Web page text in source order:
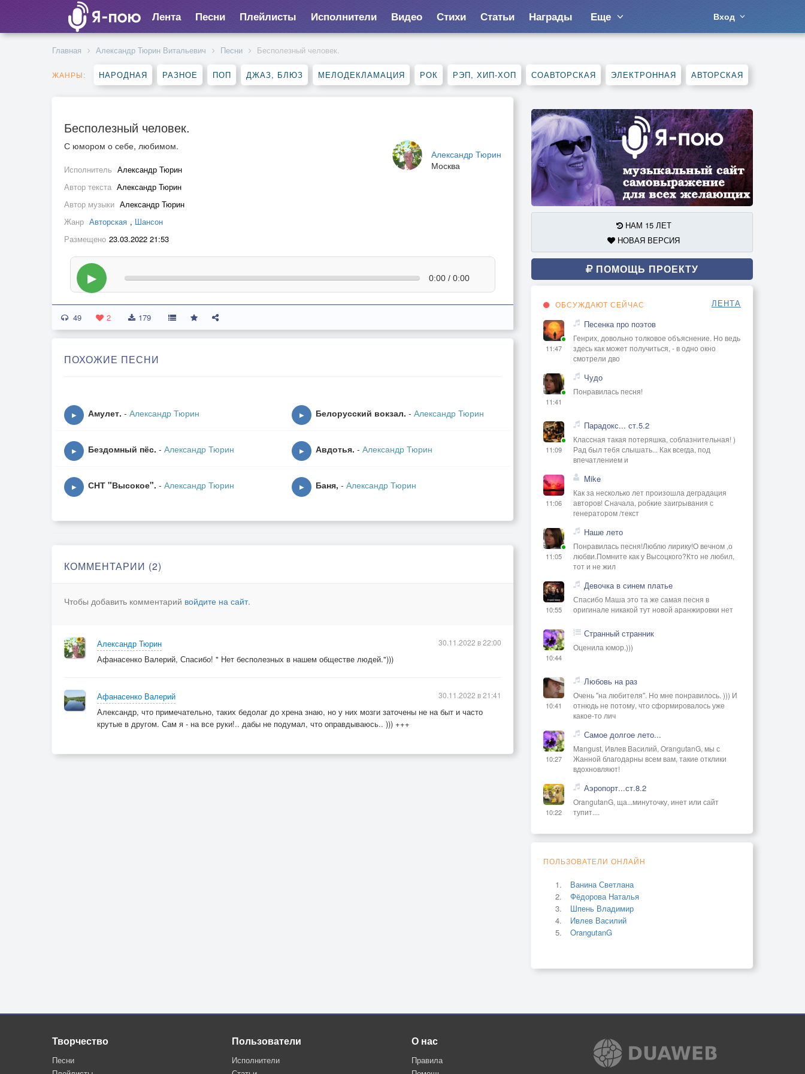
Лента Песни Плейлисты Исполнители Видео Стихи Статьи Награды Еще Вход
Главная Александр Тюрин Витальевич Песни Бесполезный человек.
ЖАНРЫ: НАРОДНАЯ РАЗНОЕ ПОП ДЖАЗ, БЛЮЗ МЕЛОДЕКЛАМАЦИЯ РОК РЭП, ХИП-ХОП СОАВТОРСКАЯ ЭЛЕКТРОННАЯ АВТОРСКАЯ
Бесполезный человек.
Александр Тюрин
Москва
С юмором о себе, любимом.
Исполнитель Александр Тюрин
Автор текста Александр Тюрин
Автор музыки Александр Тюрин
Жанр Авторская , Шансон
Размещено 23.03.2022 21:53
▶ 0:00 / 0:00
49 2 179
ПОХОЖИЕ ПЕСНИ
▶ Амулет. - Александр Тюрин ▶ Белорусский вокзал. - Александр Тюрин
▶ Бездомный пёс. - Александр Тюрин ▶ Авдотья. - Александр Тюрин
▶ СНТ "Высокое". - Александр Тюрин ▶ Баня, - Александр Тюрин
КОММЕНТАРИИ (2)
Чтобы добавить комментарий войдите на сайт.
Александр Тюрин
Афанасенко Валерий, Спасибо! " Нет бесполезных в нашем обществе людей.")))
30.11.2022 в 22:00
Афанасенко Валерий
Александр, что примечательно, таких бедолаг до хрена знаю, но у них мозги заточены не на быт и часто
крутые в другом. Сам я - на все руки!.. дабы не подумал, что оправдываюсь.. ))) +++
30.11.2022 в 21:41
НАМ 15 ЛЕТ
НОВАЯ ВЕРСИЯ
ПОМОЩЬ ПРОЕКТУ
ОБСУЖДАЮТ СЕЙЧАС ЛЕНТА
11:47
Песенка про поэтов
Генрих, довольно толковое объяснение. Но ведь
здесь как может получиться, - в одно окно
смотрели дво
11:41
Чудо
Понравилась песня!
11:09
Парадокс... ст.5.2
Классная такая потеряшка, соблазнительная! )
Рад был тебя слышать... Как всегда, под
впечатлением и
11:06
Mike
Как за несколько лет произошла деградация
авторов! Сначала, робкие заигрывания с
генератором /текст
11:05
Наше лето
Понравилась песня!Люблю лирику!О вечном ,о
любви.Помните как у Высоцкого?Кто не любил,
тот и не жил
10:55
Девочка в синем платье
Спасибо Маша это та же самая песня в
оригинале никакой тут новой аранжировки нет
10:44
Странный странник
Оценила юмор.)))
10:41
Любовь на раз
Очень "на любителя". Но мне понравилось. ))) И
отнюдь не потому, что сформировалось уже
какое-то лич
10:27
Самое долгое лето...
Mangust, Ивлев Василий, OrangutanG, мы с
Жанной благодарны всем вам, такие отклики
вдохновляют!
10:22
Аэропорт...ст.8.2
OrangutanG, ща...минуточку, инет или сайт
тупит....
ПОЛЬЗОВАТЕЛИ ОНЛАЙН
Ванина Светлана
Фёдорова Наталья
Шпень Владимир
Ивлев Василий
OrangutanG
Творчество
Песни
Пользователи
Исполнители
О нас
Правила